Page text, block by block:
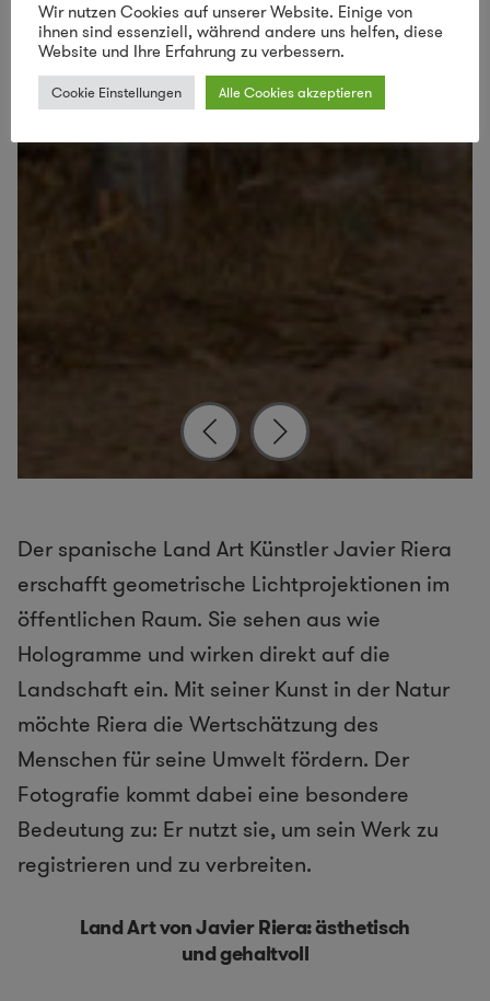
Der spanische Land Art Künstler Javier Riera
erschafft geometrische Lichtprojektionen im
öffentlichen Raum. Sie sehen aus wie
Hologramme und wirken direkt auf die
Landschaft ein. Mit seiner Kunst in der Natur
möchte Riera die Wertschätzung des
Menschen für seine Umwelt fördern. Der
Fotografie kommt dabei eine besondere
Bedeutung zu: Er nutzt sie, um sein Werk zu
registrieren und zu verbreiten.
Land Art von Javier Riera: ästhetisch
und gehaltvoll
Wir nutzen Cookies auf unserer Website. Einige von
ihnen sind essenziell, während andere uns helfen, diese
Website und Ihre Erfahrung zu verbessern.
Cookie Einstellungen Alle Cookies akzeptieren